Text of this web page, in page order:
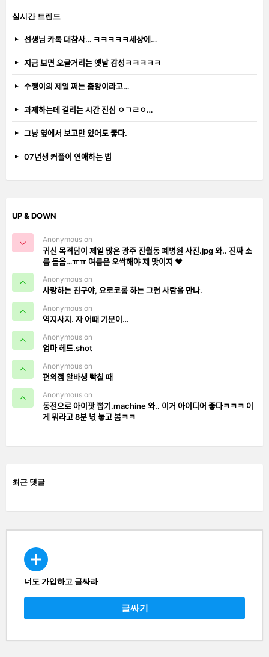
실시간 트렌드
선생님 카톡 대참사… ㅋㅋㅋㅋㅋ세상에…
지금 보면 오글거리는 옛날 감성ㅋㅋㅋㅋㅋ
수깽이의 제일 쩌는 춤왕이라고…
과제하는데 걸리는 시간 진심 ㅇㄱㄹㅇ…
그냥 옆에서 보고만 있어도 좋다.
07년생 커플이 연애하는 법
UP & DOWN
Anonymous on
귀신 목격담이 제일 많은 광주 진월동 폐병원 사진.jpg 와.. 진짜 소
름 돋음…ㅠㅠ 여름은 오싹해야 제 맛이지 ❤️
Anonymous on
사랑하는 친구야, 요로코롬 하는 그런 사람을 만나.
Anonymous on
역지사지. 자 어때 기분이…
Anonymous on
엄마 헤드.shot
Anonymous on
편의점 알바생 빡칠 때
Anonymous on
동전으로 아이팟 뽑기.machine 와.. 이거 아이디어 좋다ㅋㅋㅋ 이
게 뭐라고 8분 넋 놓고 봄ㅋㅋ
최근 댓글
CREATE
너도 가입하고 글싸라
글싸기